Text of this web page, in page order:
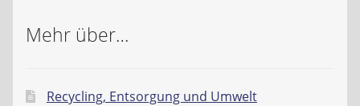
Mehr über…
Recycling, Entsorgung und Umwelt